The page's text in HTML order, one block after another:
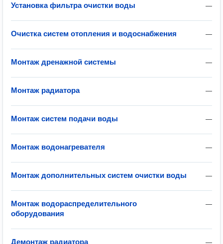
—
Установка фильтра очистки воды
—
Очистка систем отопления и водоснабжения
—
Монтаж дренажной системы
—
Монтаж радиатора
—
Монтаж систем подачи воды
—
Монтаж водонагревателя
—
Монтаж дополнительных систем очистки воды
—
Монтаж водораспределительного
оборудования
—
Демонтаж радиатора